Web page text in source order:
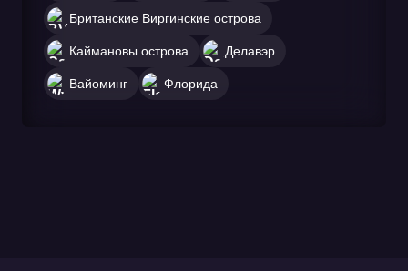
Британские Виргинские острова
Каймановы острова Делавэр
Вайоминг Флорида